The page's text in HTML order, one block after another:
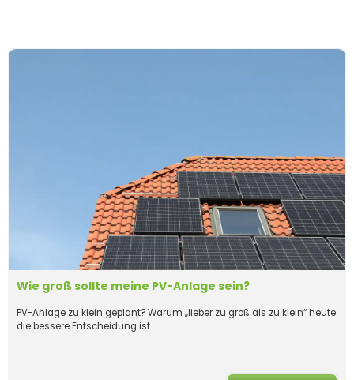
Wie groß sollte meine PV-Anlage sein?
PV-Anlage zu klein geplant? Warum „lieber zu groß als zu klein“ heute
die bessere Entscheidung ist.